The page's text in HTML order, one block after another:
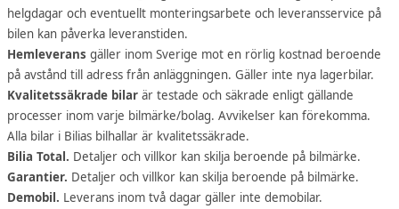
helgdagar och eventuellt monteringsarbete och leveransservice på
bilen kan påverka leveranstiden.
Hemleverans gäller inom Sverige mot en rörlig kostnad beroende
på avstånd till adress från anläggningen. Gäller inte nya lagerbilar.
Kvalitetssäkrade bilar är testade och säkrade enligt gällande
processer inom varje bilmärke/bolag. Avvikelser kan förekomma.
Alla bilar i Bilias bilhallar är kvalitetssäkrade.
Bilia Total. Detaljer och villkor kan skilja beroende på bilmärke.
Garantier. Detaljer och villkor kan skilja beroende på bilmärke.
Demobil. Leverans inom två dagar gäller inte demobilar.